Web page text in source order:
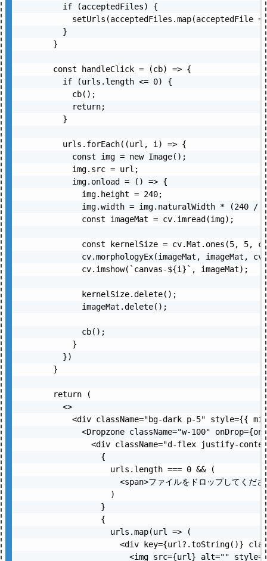
    if (acceptedFiles) {
setUrls(acceptedFiles.map(acceptedFile
    }
  }
  const handleClick = (cb) => {
    if (urls.length <= 0) {
      cb();
      return;
    }
    urls.forEach((url, i) => {
      const img = new Image();
      img.src = url;
      img.onload = () => {
        img.height = 240;
img.width = img.naturalWidth * (240 /
        const imageMat = cv.imread(img);
const kernelSize = cv.Mat.ones(5, 5,
cv.morphologyEx(imageMat, imageMat,
        cv.imshow(`canvas-${i}`, imageMat);
        kernelSize.delete();
        imageMat.delete();
        cb();
      }
    })
  }
  return (
    <>
<div className="bg-dark p-5" style={{
<Dropzone className="w-100"
<div className="d-flex justify-
            {
              urls.length === 0 && (
<span>ファイルをドロップしてくだ
              )
            }
            {
              urls.map(url => (
<div key={url?.toString()}
<img src={url} alt=""